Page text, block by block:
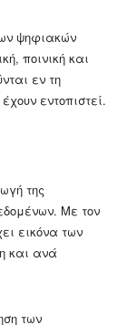
ψηφιακών
ποινική και
εν τη
εντοπιστεί.
της
Με τον
εικόνα των
και ανά
των